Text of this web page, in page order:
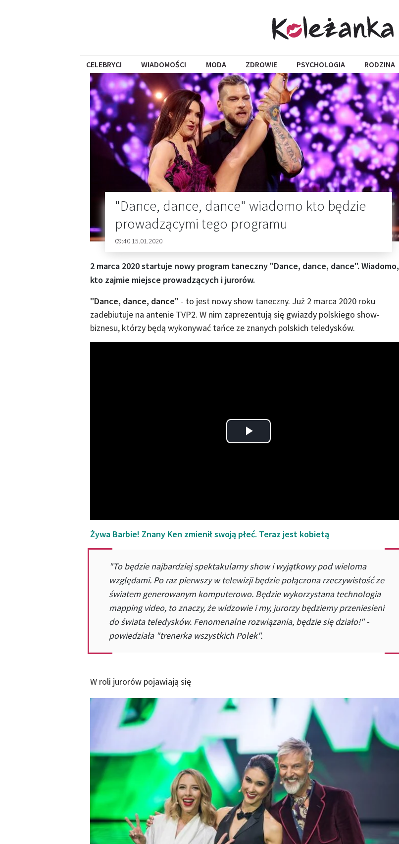
CELEBRYCI WIADOMOŚCI MODA ZDROWIE PSYCHOLOGIA RODZINA
"Dance, dance, dance" wiadomo kto będzie
prowadzącymi tego programu
09:40 15.01.2020
2 marca 2020 startuje nowy program taneczny "Dance, dance, dance". Wiadomo,
kto zajmie miejsce prowadzących i jurorów.
"Dance, dance, dance" - to jest nowy show taneczny. Już 2 marca 2020 roku
zadebiutuje na antenie TVP2. W nim zaprezentują się gwiazdy polskiego show-
biznesu, którzy będą wykonywać tańce ze znanych polskich teledysków.
Play
Żywa Barbie! Znany Ken zmienił swoją płeć. Teraz jest kobietą
"To będzie najbardziej spektakularny show i wyjątkowy pod wieloma
względami. Po raz pierwszy w telewizji będzie połączona rzeczywistość ze
światem generowanym komputerowo. Będzie wykorzystana technologia
mapping video, to znaczy, że widzowie i my, jurorzy będziemy przeniesieni
do świata teledysków. Fenomenalne rozwiązania, będzie się działo!" -
powiedziała "trenerka wszystkich Polek".
W roli jurorów pojawiają się